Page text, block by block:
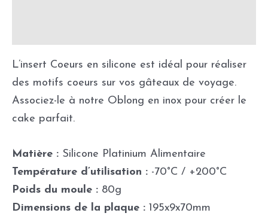
L’insert Coeurs en silicone est idéal pour réaliser
des motifs coeurs sur vos gâteaux de voyage.
Associez-le à notre Oblong en inox pour créer le
cake parfait.
Matière : Silicone Platinium Alimentaire
Température d’utilisation : -70°C / +200°C
Poids du moule : 80g
Dimensions de la plaque : 195x9x70mm